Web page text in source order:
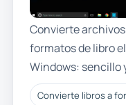
Convierte archivos
formatos de libro
Windows: sencillo
Convierte libros a